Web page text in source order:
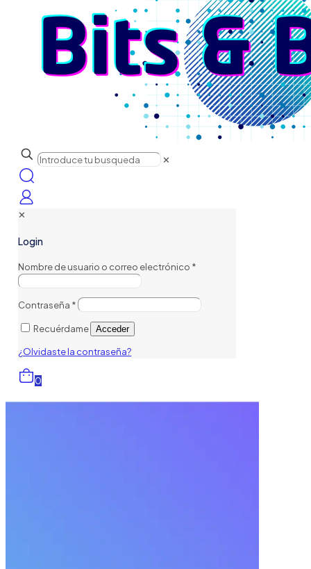
✕
✕
Login
Nombre de usuario o correo electrónico *
Contraseña *
Recuérdame Acceder
¿Olvidaste la contraseña?
0